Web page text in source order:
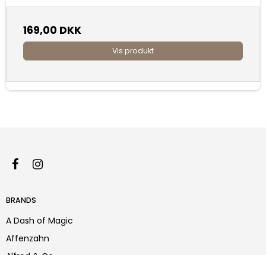
169,00 DKK
Vis produkt
BRANDS
A Dash of Magic
Affenzahn